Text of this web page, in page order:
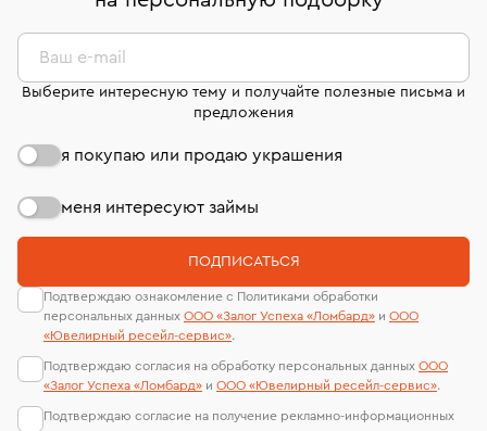
дней на возврат. Детальные условия возврата
комиссионных украшений и часов смотрите на
странице«Возврат украшений»
сертификаты МГУ и других геммологических
лабораторий
Ваш e-mail
Выберите интересную тему и получайте полезные письма и
предложения
я покупаю или продаю украшения
меня интересуют займы
ПОДПИСАТЬСЯ
Подтверждаю ознакомление с Политиками обработки
персональных данных ООО «Залог Успеха «Ломбард» и ООО
«Ювелирный ресейл-сервиc».
Подтверждаю согласия на обработку персональных данных ООО
«Залог Успеха «Ломбард» и ООО «Ювелирный ресейл-сервиc».
Подтверждаю согласие на получение рекламно-информационных